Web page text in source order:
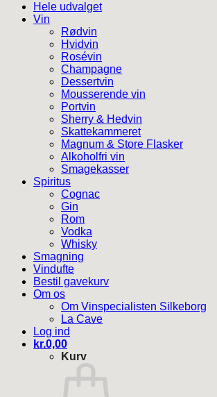
Hele udvalget
Vin
Rødvin
Hvidvin
Rosévin
Champagne
Dessertvin
Mousserende vin
Portvin
Sherry & Hedvin
Skattekammeret
Magnum & Store Flasker
Alkoholfri vin
Smagekasser
Spiritus
Cognac
Gin
Rom
Vodka
Whisky
Smagning
Vindufte
Bestil gavekurv
Om os
Om Vinspecialisten Silkeborg
La Cave
Log ind
kr.0,00
Kurv